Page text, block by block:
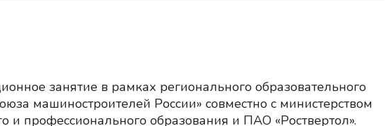
занятие в рамках регионального образовательного
машиностроителей России» совместно с министерством
профессионального образования и ПАО «Роствертол».